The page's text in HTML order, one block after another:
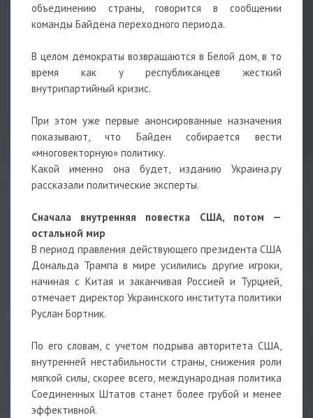
объединению страны, говорится в сообщении
команды Байдена переходного периода.
В целом демократы возвращаются в Белой дом, в то
время как у республиканцев жесткий
внутрипартийный кризис.
При этом уже первые анонсированные назначения
показывают, что Байден собирается вести
«многовекторную» политику.
Какой именно она будет, изданию Украина.ру
рассказали политические эксперты.
Сначала внутренняя повестка США, потом —
остальной мир
В период правления действующего президента США
Дональда Трампа в мире усилились другие игроки,
начиная с Китая и заканчивая Россией и Турцией,
отмечает директор Украинского института политики
Руслан Бортник.
По его словам, с учетом подрыва авторитета США,
внутренней нестабильности страны, снижения роли
мягкой силы, скорее всего, международная политика
Соединенных Штатов станет более грубой и менее
эффективной.